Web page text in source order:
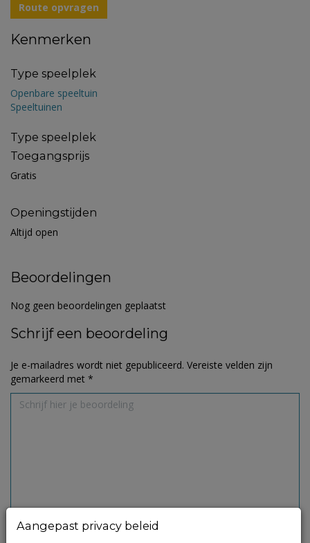
Route opvragen
Kenmerken
Type speelplek
Openbare speeltuin
Speeltuinen
Type speelplek
Toegangsprijs
Gratis
Openingstijden
Altijd open
Beoordelingen
Nog geen beoordelingen geplaatst
Schrijf een beoordeling
Je e-mailadres wordt niet gepubliceerd. Vereiste velden zijn
gemarkeerd met *
Aangepast privacy beleid